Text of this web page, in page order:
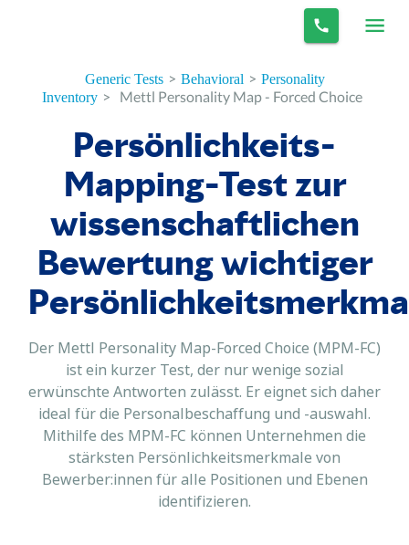
Generic Tests > Behavioral > Personality
Inventory > Mettl Personality Map - Forced Choice
Persönlichkeits-
Mapping-Test zur
wissenschaftlichen
Bewertung wichtiger
Der Mettl Personality Map-Forced Choice (MPM-FC)
ist ein kurzer Test, der nur wenige sozial
erwünschte Antworten zulässt. Er eignet sich daher
ideal für die Personalbeschaffung und -auswahl.
Mithilfe des MPM-FC können Unternehmen die
stärksten Persönlichkeitsmerkmale von
Bewerber:innen für alle Positionen und Ebenen
identifizieren.